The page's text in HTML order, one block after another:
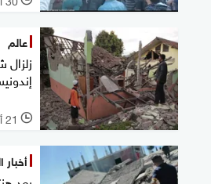
عالم
l 21 أغسطس 2020
أخبار